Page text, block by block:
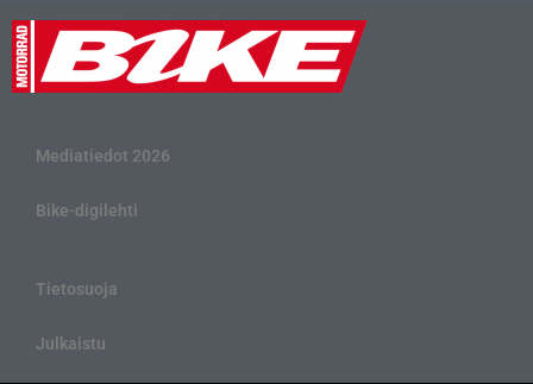
Mediatiedot 2026
Bike-digilehti
Tietosuoja
Julkaistu